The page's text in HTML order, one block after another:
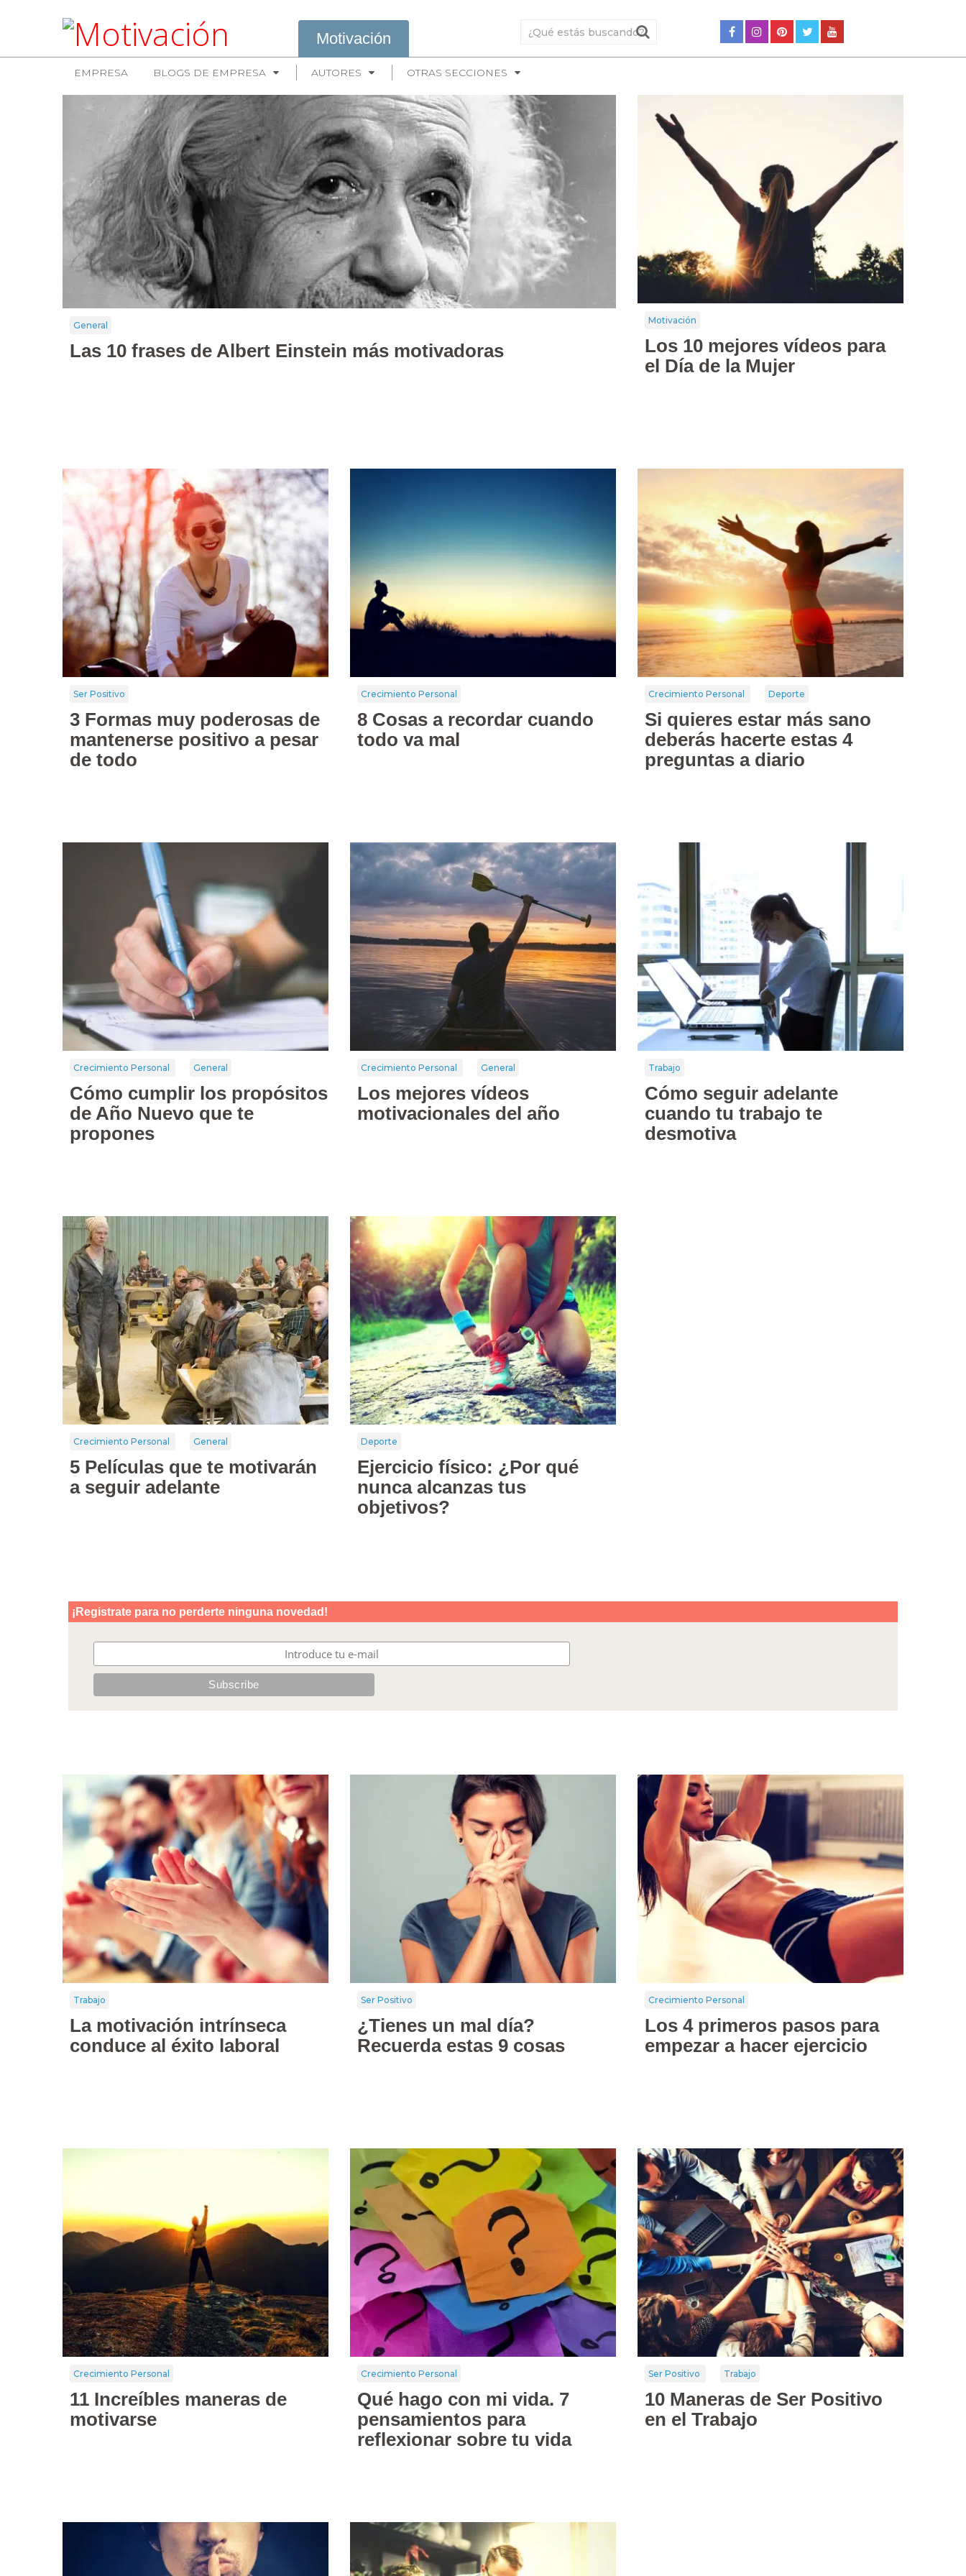
Motivación
EMPRESA BLOGS DE EMPRESA AUTORES OTRAS SECCIONES
General
Las 10 frases de Albert Einstein más motivadoras
Motivación
Los 10 mejores vídeos para
el Día de la Mujer
Ser Positivo
3 Formas muy poderosas de
mantenerse positivo a pesar
de todo
Crecimiento Personal
8 Cosas a recordar cuando
todo va mal
Crecimiento Personal Deporte
Si quieres estar más sano
deberás hacerte estas 4
preguntas a diario
Crecimiento Personal General
Cómo cumplir los propósitos
de Año Nuevo que te
propones
Crecimiento Personal General
Los mejores vídeos
motivacionales del año
Trabajo
Cómo seguir adelante
cuando tu trabajo te
desmotiva
Crecimiento Personal General
5 Películas que te motivarán
a seguir adelante
Deporte
Ejercicio físico: ¿Por qué
nunca alcanzas tus
objetivos?
Trabajo
La motivación intrínseca
conduce al éxito laboral
Ser Positivo
¿Tienes un mal día?
Recuerda estas 9 cosas
Crecimiento Personal
Los 4 primeros pasos para
empezar a hacer ejercicio
Crecimiento Personal
11 Increíbles maneras de
motivarse
Crecimiento Personal
Qué hago con mi vida. 7
pensamientos para
reflexionar sobre tu vida
Ser Positivo Trabajo
10 Maneras de Ser Positivo
en el Trabajo